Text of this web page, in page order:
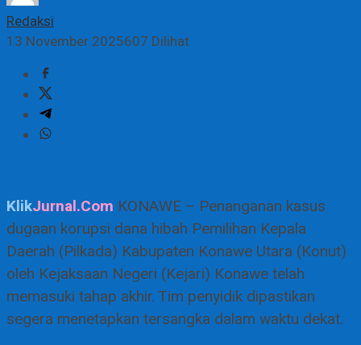
Redaksi
13 November 2025607 Dilihat
KlikJurnal.Com KONAWE – Penanganan kasus
dugaan korupsi dana hibah Pemilihan Kepala
Daerah (Pilkada) Kabupaten Konawe Utara (Konut)
oleh Kejaksaan Negeri (Kejari) Konawe telah
memasuki tahap akhir. Tim penyidik dipastikan
segera menetapkan tersangka dalam waktu dekat.